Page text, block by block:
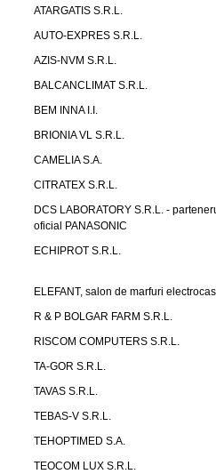
ATARGATIS S.R.L.
AUTO-EXPRES S.R.L.
AZIS-NVM S.R.L.
BALCANCLIMAT S.R.L.
BEM INNA I.I.
BRIONIA VL S.R.L.
CAMELIA S.A.
CITRATEX S.R.L.
DCS LABORATORY S.R.L. -
oficial PANASONIC
ECHIPROT S.R.L.
ELEFANT, salon de marfuri
R & P BOLGAR FARM S.R.L.
RISCOM COMPUTERS S.R.L.
TA-GOR S.R.L.
TAVAS S.R.L.
TEBAS-V S.R.L.
TEHOPTIMED S.A.
TEOCOM LUX S.R.L.